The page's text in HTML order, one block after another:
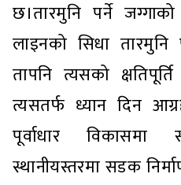
छ।तारमुनि पर्ने जग्गाको
लाइनको सिधा तारमुनि
तापनि त्यसको
त्यसतर्फ ध्यान दिन
पूर्वाधार विकासमा
स्थानीयस्तरमा सडक